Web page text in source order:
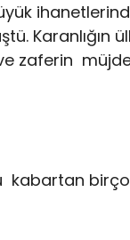
Karanlığın
zaferin
kabartan